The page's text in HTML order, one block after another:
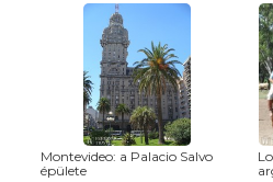
Montevideo: a Palacio Salvo
épülete